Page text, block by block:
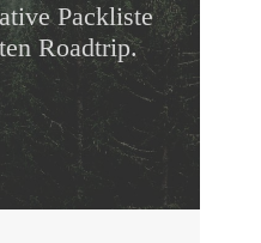
Packliste
Roadtrip.